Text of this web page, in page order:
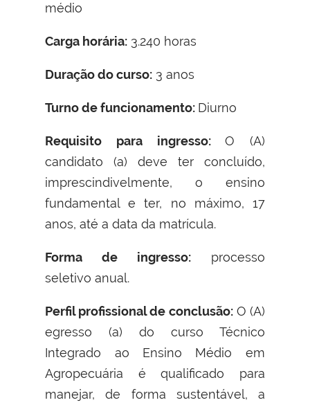
médio
Carga horária: 3.240 horas
Duração do curso: 3 anos
Turno de funcionamento: Diurno
Requisito para ingresso:O (A)
candidato (a) deve ter concluído,
imprescindivelmente, o ensino
fundamental e ter, no máximo, 17
anos, até a data da matrícula.
Forma de ingresso:
processo
seletivo anual.
Perfil profissional de conclusão:O (A)
egresso (a) do curso Técnico
Integrado ao Ensino Médio em
Agropecuária é qualificado para
manejar, de forma sustentável, a